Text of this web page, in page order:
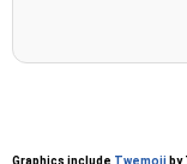
Graphics include Twemoji